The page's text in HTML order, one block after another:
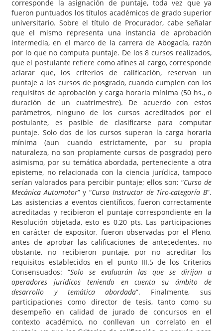
corresponde la asignación de puntaje, toda vez que ya
fueron puntuados los títulos académicos de grado superior
universitario. Sobre el título de Procurador, cabe señalar
que el mismo representa una instancia de aprobación
intermedia, en el marco de la carrera de Abogacía, razón
por lo que no computa puntaje. De los 8 cursos realizados,
que el postulante refiere como afines al cargo, corresponde
aclarar que, los criterios de calificación, reservan un
puntaje a los cursos de posgrado, cuando cumplen con los
requisitos de aprobación y carga horaria mínima (50 hs., o
duración de un cuatrimestre). De acuerdo con estos
parámetros, ninguno de los cursos acreditados por el
postulante, es pasible de clasificarse para computar
puntaje. Solo dos de los cursos superan la carga horaria
mínima (aun cuando estrictamente, por su propia
naturaleza, no son propiamente cursos de posgrado) pero
asimismo, por su temática abordada, perteneciente a otra
episteme, no relacionada con la ciencia jurídica, tampoco
serían valorados para percibir puntaje; ellos son: “Curso de
Mecánica Automotor” y “Curso Instructor de Tiro-categoría B”.
Las asistencias a eventos científicos, fueron correctamente
acreditadas y recibieron el puntaje correspondiente en la
Resolución objetada, esto es 0,20 pts. Las participaciones
en carácter de expositor, fueron observadas por el Pleno,
antes de aprobar las calificaciones de antecedentes, no
obstante, no recibieron puntaje, por no acreditar los
requisitos establecidos en el punto III.5 de los Criterios
Consensuados: “Solo se evaluarán las que se dirijan a
operadores jurídicos teniendo en cuenta su ámbito de
desarrollo y temática abordada”. Finalmente, sus
participaciones como director de tesis, tanto como su
desempeño en calidad de jurado de concursos en el
contexto académico, no conllevan un correlato en el